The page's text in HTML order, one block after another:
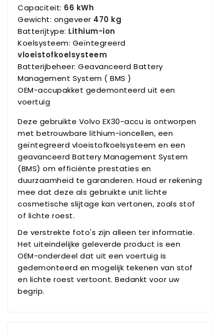
Capaciteit: 66 kWh
Gewicht: ongeveer 470 kg
Batterijtype: Lithium-ion
Koelsysteem: Geïntegreerd
vloeistofkoelsysteem
Batterijbeheer: Geavanceerd Battery
Management System ( BMS )
OEM-accupakket gedemonteerd uit een
voertuig
Deze gebruikte Volvo EX30-accu is ontworpen
met betrouwbare lithium-ioncellen, een
geïntegreerd vloeistofkoelsysteem en een
geavanceerd Battery Management System
(BMS) om efficiënte prestaties en
duurzaamheid te garanderen. Houd er rekening
mee dat deze als gebruikte unit lichte
cosmetische slijtage kan vertonen, zoals stof
of lichte roest.
De verstrekte foto's zijn alleen ter informatie.
Het uiteindelijke geleverde product is een
OEM-onderdeel dat uit een voertuig is
gedemonteerd en mogelijk tekenen van stof
en lichte roest vertoont. Bedankt voor uw
begrip.